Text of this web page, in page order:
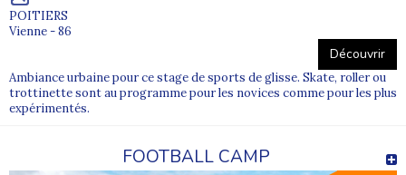
POITIERS
Vienne - 86
Découvrir
Ambiance urbaine pour ce stage de sports de glisse. Skate, roller ou
trottinette sont au programme pour les novices comme pour les plus
expérimentés.
FOOTBALL CAMP